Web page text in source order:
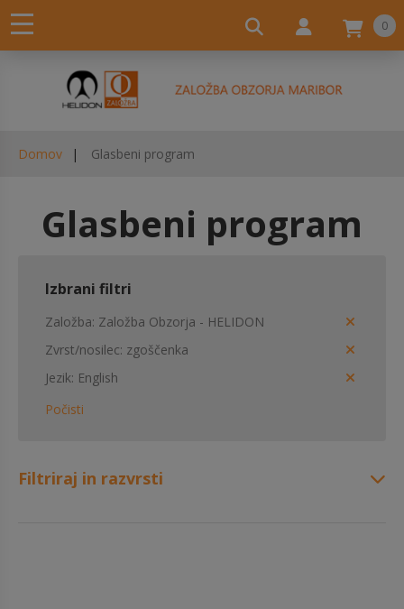
0
Domov Glasbeni program
Glasbeni program
Izbrani filtri
Založba Založba Obzorja - HELIDON
Zvrst/nosilec zgoščenka
Jezik English
Počisti
Filtriraj in razvrsti